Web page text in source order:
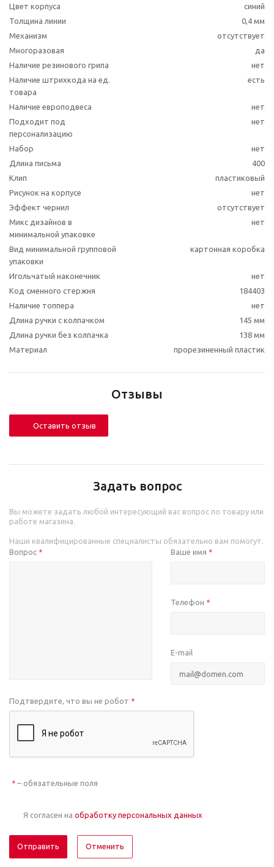
Цвет корпуса
синий
Толщина линии
0,4 мм
Механизм
отсутствует
Многоразовая
да
Наличие резинового грипа
нет
Наличие штрихкода на ед.
товара
есть
Наличие европодвеса
нет
Подходит под
персонализацию
нет
Набор
нет
Длина письма
400
Клип
пластиковый
Рисунок на корпусе
нет
Эффект чернил
отсутствует
Микс дизайнов в
минимальной упаковке
нет
Вид минимальной групповой
упаковки
картонная коробка
Игольчатый наконечник
нет
Код сменного стержня
184403
Наличие топпера
нет
Длина ручки с колпачком
145 мм
Длина ручки без колпачка
138 мм
Материал
прорезиненный пластик
Отзывы
Оставить отзыв
Задать вопрос
Вы можете задать любой интересующий вас вопрос по товару или
работе магазина.
Наши квалифицированные специалисты обязательно вам помогут.
Вопрос * Ваше имя *
Телефон *
E-mail
Подтвердите, что вы не робот *
* – обязательные поля
Я согласен на обработку персональных данных
Отменить